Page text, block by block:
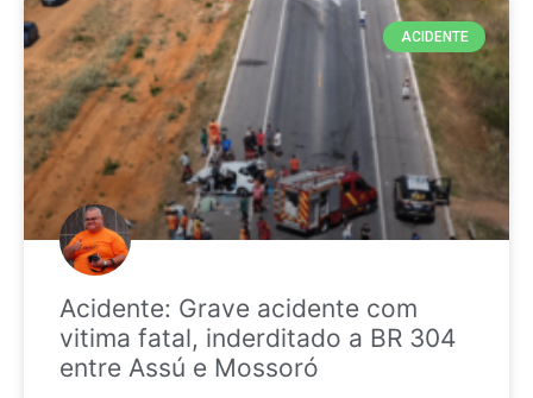
ACIDENTE
Acidente: Grave acidente com
vitima fatal, inderditado a BR 304
entre Assú e Mossoró